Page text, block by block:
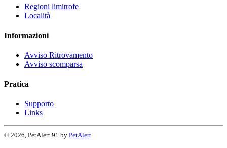
Regioni limitrofe
Località
Informazioni
Avviso Ritrovamento
Avviso scomparsa
Pratica
Supporto
Links
© 2026, PetAlert 91 by PetAlert